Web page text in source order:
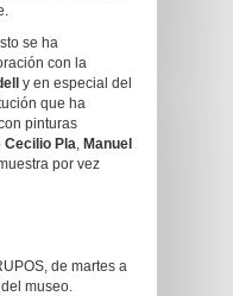
se ha
con la
y en especial del
que ha
pinturas
Cecilio Pla, Manuel
por vez
de martes a
museo.